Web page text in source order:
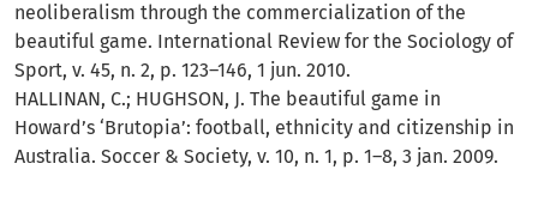
neoliberalism through the commercialization of the
beautiful game. International Review for the Sociology of
Sport, v. 45, n. 2, p. 123–146, 1 jun. 2010.
HALLINAN, C.; HUGHSON, J. The beautiful game in
Howard’s ‘Brutopia’: football, ethnicity and citizenship in
Australia. Soccer & Society, v. 10, n. 1, p. 1–8, 3 jan. 2009.